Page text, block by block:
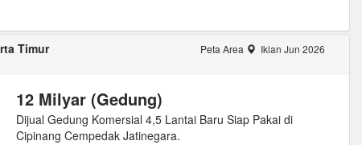
Timur
Peta Area Iklan Jun 2026
12 Milyar (Gedung)
Dijual Gedung Komersial 4,5 Lantai Baru Siap Pakai di
Cipinang Cempedak Jatinegara.